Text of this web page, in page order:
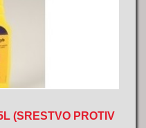
(SRESTVO PROTIV